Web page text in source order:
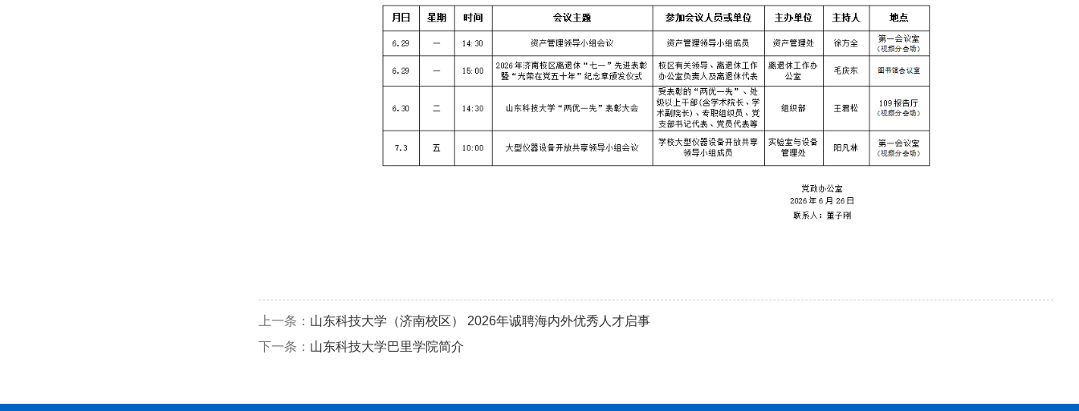
上一条： 山东科技大学（济南校区） 2026年诚聘海内外优秀人才启事
下一条： 山东科技大学巴里学院简介